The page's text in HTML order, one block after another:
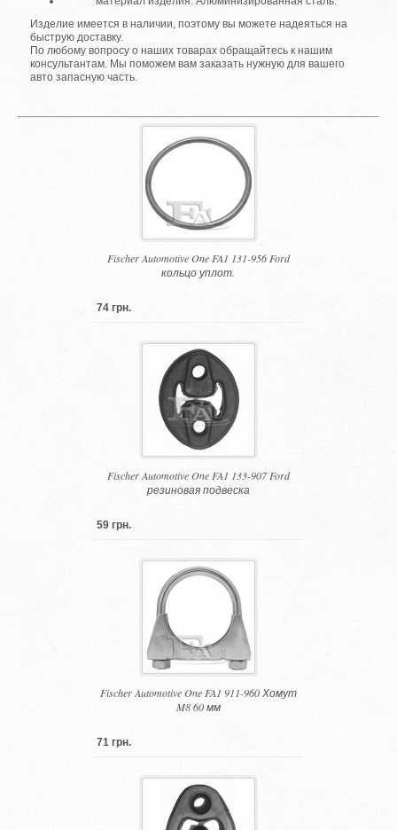
Изделие имеется в наличии, поэтому вы можете надеяться на
быструю доставку.
По любому вопросу о наших товарах обращайтесь к нашим
консультантам. Мы поможем вам заказать нужную для вашего
авто запасную часть.
Fischer Automotive One FA1 131-956 Ford
кольцо уплот.
74 грн.
Fischer Automotive One FA1 133-907 Ford
резиновая подвеска
59 грн.
Fischer Automotive One FA1 911-960 Хомут
M8 60 мм
71 грн.